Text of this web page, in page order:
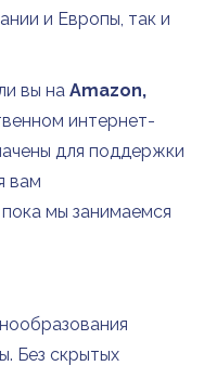
и Европы, так и
вы на Amazon,
интернет-
для поддержки
вам
мы занимаемся
Без скрытых